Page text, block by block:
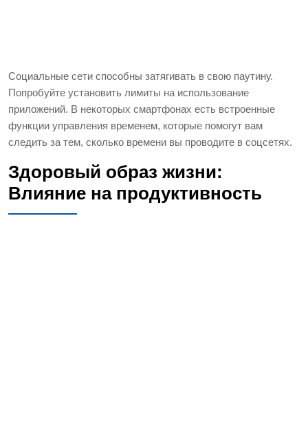
Социальные сети способны затягивать в свою паутину.
Попробуйте установить лимиты на использование
приложений. В некоторых смартфонах есть встроенные
функции управления временем, которые помогут вам
следить за тем, сколько времени вы проводите в соцсетях.
Здоровый образ жизни:
Влияние на продуктивность